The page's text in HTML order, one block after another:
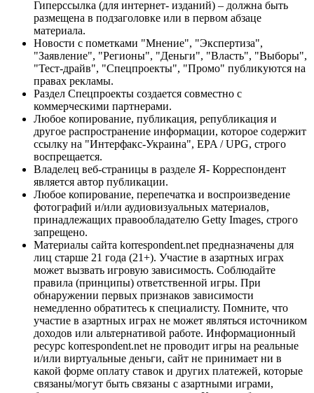
Гиперссылка (для интернет- изданий) – должна быть
размещена в подзаголовке или в первом абзаце
материала.
Новости с пометками "Мнение", "Экспертиза",
"Заявление", "Регионы", "Деньги", "Власть", "Выборы",
"Тест-драйв", "Спецпроекты", "Промо" публикуются на
правах рекламы.
Раздел Спецпроекты создается совместно с
коммерческими партнерами.
Любое копирование, публикация, републикация и
другое распространение информации, которое содержит
ссылку на "Интерфакс-Украина", EPA / UPG, строго
воспрещается.
Владелец веб-страницы в разделе Я- Корреспондент
является автор публикации.
Любое копирование, перепечатка и воспроизведение
фотографий и/или аудиовизуальных материалов,
принадлежащих правообладателю Getty Images, строго
запрещено.
Материалы сайта korrespondent.net предназначены для
лиц старше 21 года (21+). Участие в азартных играх
может вызвать игровую зависимость. Соблюдайте
правила (принципы) ответственной игры. При
обнаружении первых признаков зависимости
немедленно обратитесь к специалисту. Помните, что
участие в азартных играх не может являться источником
доходов или альтернативой работе. Информационный
ресурс korrespondent.net не проводит игры на реальные
и/или виртуальные деньги, сайт не принимает ни в
какой форме оплату ставок и других платежей, которые
связаны/могут быть связаны с азартными играми,